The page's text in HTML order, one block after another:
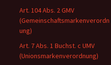
Art. 104 Abs. 2 GMV
(Gemeinschaftsmarkenverordn
ung)
Art. 7 Abs. 1 Buchst. c UMV
(Unionsmarkenverordnung)